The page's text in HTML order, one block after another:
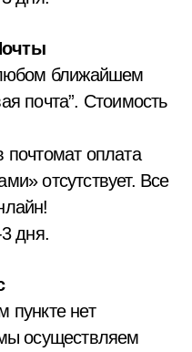
ближайшем
почта”. Стоимость
оплата
отсутствует. Все
дня.
пункте нет
осуществляем